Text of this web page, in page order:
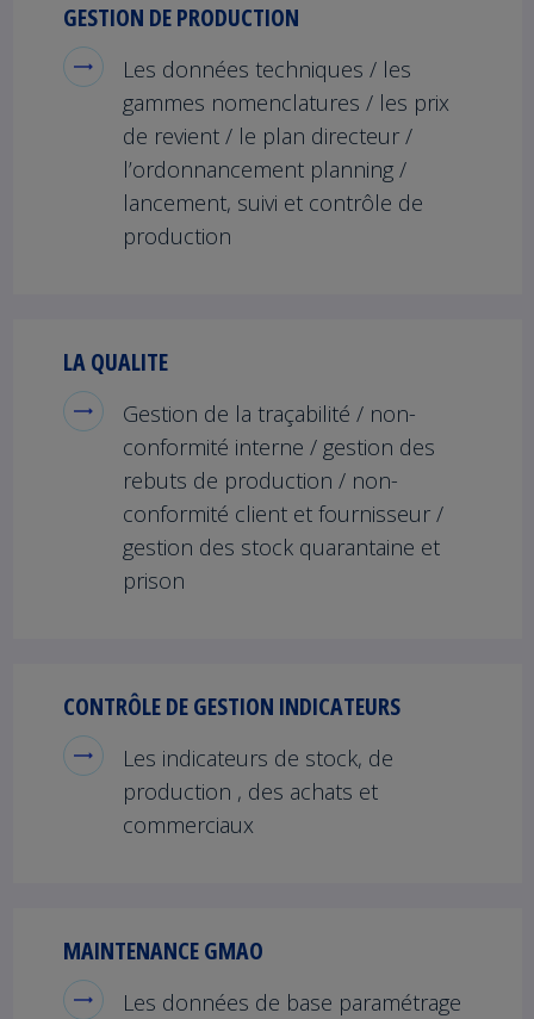
GESTION DE PRODUCTION
Les données techniques / les
gammes nomenclatures / les prix
de revient / le plan directeur /
l’ordonnancement planning /
lancement, suivi et contrôle de
production
LA QUALITE
Gestion de la traçabilité / non-
conformité interne / gestion des
rebuts de production / non-
conformité client et fournisseur /
gestion des stock quarantaine et
prison
CONTRÔLE DE GESTION INDICATEURS
Les indicateurs de stock, de
production , des achats et
commerciaux
MAINTENANCE GMAO
Les données de base paramétrage